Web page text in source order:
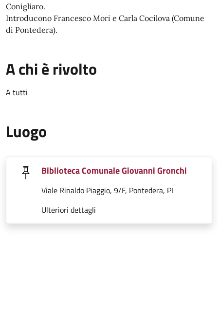
Conigliaro.
Introducono Francesco Mori e Carla Cocilova (Comune
di Pontedera).
A chi è rivolto
A tutti
Luogo
Biblioteca Comunale Giovanni Gronchi
Viale Rinaldo Piaggio, 9/F, Pontedera, PI
Ulteriori dettagli